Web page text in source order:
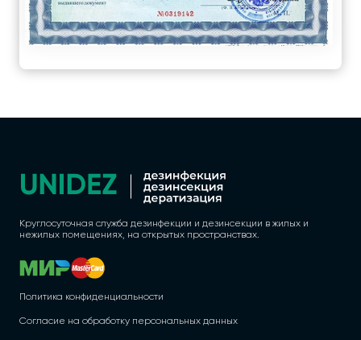
Круглосуточная служба дезинфекции и дезинсекции в жилых и
нежилых помещениях, на открытых пространствах.
Политика конфиденциальности
Согласие на обработку персональных данных